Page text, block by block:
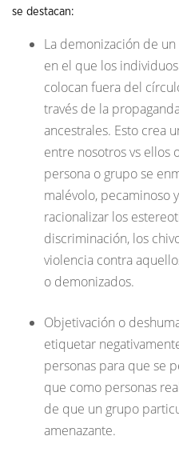
se destacan:
La demonización de
en el que los
colocan fuera del
través de la
ancestrales. Esto crea
entre nosotros vs ellos
persona o grupo se
malévolo, pecaminoso
racionalizar los
discriminación, los
violencia contra
o demonizados.
Objetivación o
etiquetar
personas para que se
que como personas
de que un grupo
amenazante.